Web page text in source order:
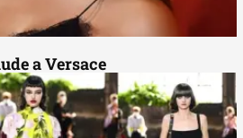
a Versace